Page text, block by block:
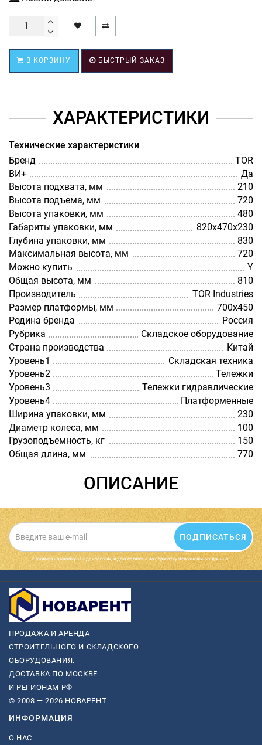
В КОРЗИНУ БЫСТРЫЙ ЗАКАЗ
ХАРАКТЕРИСТИКИ
Технические характеристики
Бренд
TOR
ВИ+
Да
Высота подхвата, мм
210
Высота подъема, мм
720
Высота упаковки, мм
480
Габариты упаковки, мм
820х470х230
Глубина упаковки, мм
830
Максимальная высота, мм
720
Можно купить
Y
Общая высота, мм
810
Производитель
TOR Industries
Размер платформы, мм
700х450
Родина бренда
Россия
Рубрика
Складское оборудование
Страна производства
Китай
Уровень1
Складская техника
Уровень2
Тележки
Уровень3
Тележки гидравлические
Уровень4
Платформенные
Ширина упаковки, мм
230
Диаметр колеса, мм
100
Грузоподъемность, кг
150
Общая длина, мм
770
ОПИСАНИЕ
ПОДПИСАТЬСЯ
Нажимая на кнопку «Подписаться», я даю cогласие на обработку персональных данных.
ПРОДАЖА И АРЕНДА
СТРОИТЕЛЬНОГО И СКЛАДСКОГО
ОБОРУДОВАНИЯ.
ДОСТАВКА ПО МОСКВЕ
И РЕГИОНАМ РФ
© 2008 — 2026 НОВАРЕНТ
ИНФОРМАЦИЯ
О НАС